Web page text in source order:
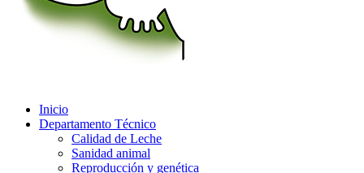
Inicio
Departamento Técnico
Calidad de Leche
Sanidad animal
Reproducción y genética